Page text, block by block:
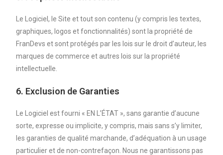
Le Logiciel, le Site et tout son contenu (y compris les textes,
graphiques, logos et fonctionnalités) sont la propriété de
FranDevs et sont protégés par les lois sur le droit d’auteur, les
marques de commerce et autres lois sur la propriété
intellectuelle.
6. Exclusion de Garanties
Le Logiciel est fourni « EN L’ÉTAT », sans garantie d’aucune
sorte, expresse ou implicite, y compris, mais sans s’y limiter,
les garanties de qualité marchande, d’adéquation à un usage
particulier et de non-contrefaçon. Nous ne garantissons pas